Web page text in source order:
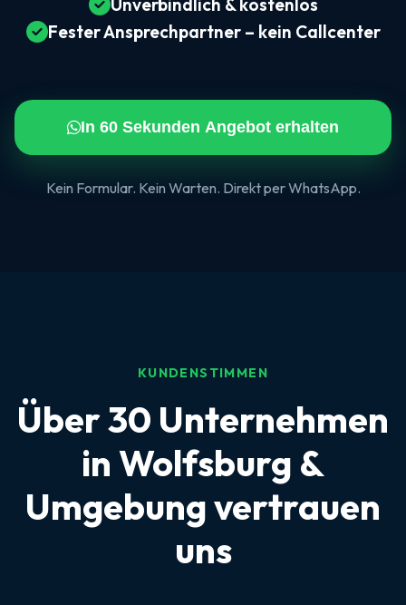
Unverbindlich & kostenlos
Fester Ansprechpartner – kein Callcenter
In 60 Sekunden Angebot erhalten
Kein Formular. Kein Warten. Direkt per WhatsApp.
KUNDENSTIMMEN
Über 30 Unternehmen
in Wolfsburg &
Umgebung vertrauen
uns